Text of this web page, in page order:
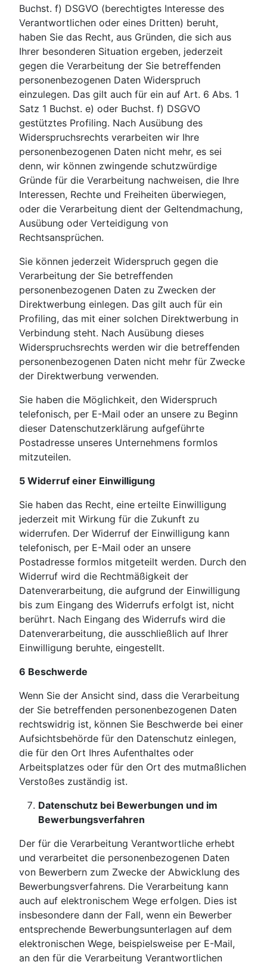
Buchst. f) DSGVO (berechtigtes Interesse des
Verantwortlichen oder eines Dritten) beruht,
haben Sie das Recht, aus Gründen, die sich aus
Ihrer besonderen Situation ergeben, jederzeit
gegen die Verarbeitung der Sie betreffenden
personenbezogenen Daten Widerspruch
einzulegen. Das gilt auch für ein auf Art. 6 Abs. 1
Satz 1 Buchst. e) oder Buchst. f) DSGVO
gestütztes Profiling. Nach Ausübung des
Widerspruchsrechts verarbeiten wir Ihre
personenbezogenen Daten nicht mehr, es sei
denn, wir können zwingende schutzwürdige
Gründe für die Verarbeitung nachweisen, die Ihre
Interessen, Rechte und Freiheiten überwiegen,
oder die Verarbeitung dient der Geltendmachung,
Ausübung oder Verteidigung von
Rechtsansprüchen.
Sie können jederzeit Widerspruch gegen die
Verarbeitung der Sie betreffenden
personenbezogenen Daten zu Zwecken der
Direktwerbung einlegen. Das gilt auch für ein
Profiling, das mit einer solchen Direktwerbung in
Verbindung steht. Nach Ausübung dieses
Widerspruchsrechts werden wir die betreffenden
personenbezogenen Daten nicht mehr für Zwecke
der Direktwerbung verwenden.
Sie haben die Möglichkeit, den Widerspruch
telefonisch, per E-Mail oder an unsere zu Beginn
dieser Datenschutzerklärung aufgeführte
Postadresse unseres Unternehmens formlos
mitzuteilen.
5 Widerruf einer Einwilligung
Sie haben das Recht, eine erteilte Einwilligung
jederzeit mit Wirkung für die Zukunft zu
widerrufen. Der Widerruf der Einwilligung kann
telefonisch, per E-Mail oder an unsere
Postadresse formlos mitgeteilt werden. Durch den
Widerruf wird die Rechtmäßigkeit der
Datenverarbeitung, die aufgrund der Einwilligung
bis zum Eingang des Widerrufs erfolgt ist, nicht
berührt. Nach Eingang des Widerrufs wird die
Datenverarbeitung, die ausschließlich auf Ihrer
Einwilligung beruhte, eingestellt.
6 Beschwerde
Wenn Sie der Ansicht sind, dass die Verarbeitung
der Sie betreffenden personenbezogenen Daten
rechtswidrig ist, können Sie Beschwerde bei einer
Aufsichtsbehörde für den Datenschutz einlegen,
die für den Ort Ihres Aufenthaltes oder
Arbeitsplatzes oder für den Ort des mutmaßlichen
Verstoßes zuständig ist.
Datenschutz bei Bewerbungen und im
Bewerbungsverfahren
Der für die Verarbeitung Verantwortliche erhebt
und verarbeitet die personenbezogenen Daten
von Bewerbern zum Zwecke der Abwicklung des
Bewerbungsverfahrens. Die Verarbeitung kann
auch auf elektronischem Wege erfolgen. Dies ist
insbesondere dann der Fall, wenn ein Bewerber
entsprechende Bewerbungsunterlagen auf dem
elektronischen Wege, beispielsweise per E-Mail,
an den für die Verarbeitung Verantwortlichen